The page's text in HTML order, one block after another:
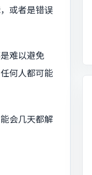
或者是错误
难以避免
何人都可能
会几天都解